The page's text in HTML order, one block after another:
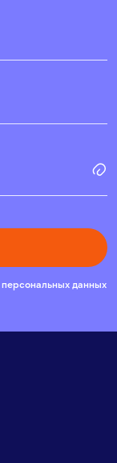
персональных данных